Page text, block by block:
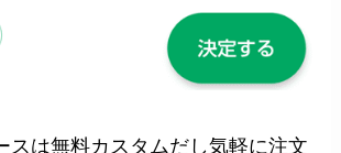
スは無料カスタムだし気軽に注文